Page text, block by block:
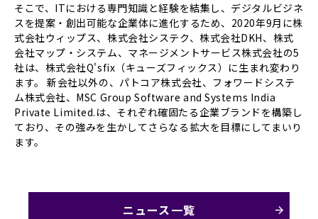
そこで、ITにおける専門知識と経験を結集し、デジタルビジネ
スを提案・創出可能な企業体に進化するため、2020年9月に株
式会社ウィップス、株式会社システク、株式会社DKH、株式
会社マップ・システム、マネージメントサービス株式会社の5
社は、株式会社Q'sfix（キューズフィックス）に生まれ変わり
ます。 新会社以外の、パトコア株式会社、フォワードシステ
ム株式会社、MSC Group Software and Systems India
Private Limited.は、それぞれ確固たる企業ブランドを構築し
ており、その強みを生かしてさらなる拡大を目標にしてまいり
ます。
ニュース一覧